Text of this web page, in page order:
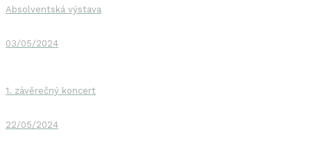
Absolventská výstava
03/05/2024
1. závěrečný koncert
22/05/2024